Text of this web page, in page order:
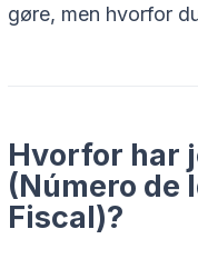
gøre, men hvorfor
Hvorfor har
(Número de
Fiscal)?